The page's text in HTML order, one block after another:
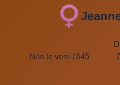
Née le vers 1645